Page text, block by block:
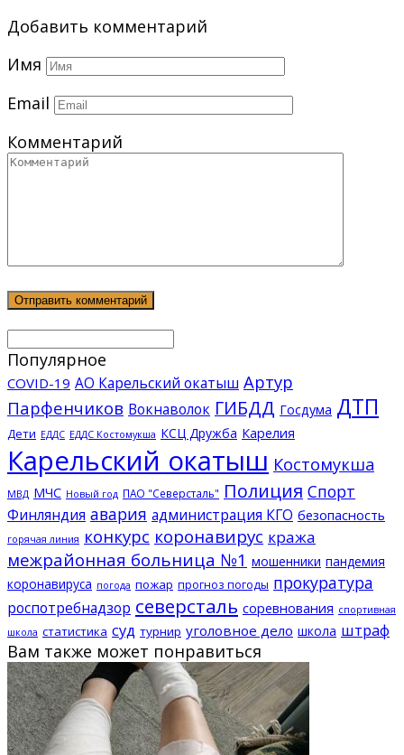
Добавить комментарий
Имя
Email
Комментарий
Популярное
COVID-19 АО Карельский окатыш Артур
Парфенчиков Вокнаволок ГИБДД Госдума ДТП
Дети ЕДДС ЕДДС Костомукша КСЦ Дружба Карелия
Карельский окатыш Костомукша
МВД МЧС Новый год ПАО "Северсталь" Полиция Спорт
Финляндия авария администрация КГО безопасность
горячая линия конкурс коронавирус кража
межрайонная больница №1 мошенники пандемия
коронавируса погода пожар прогноз погоды прокуратура
роспотребнадзор северсталь соревнования спортивная
школа статистика суд турнир уголовное дело школа штраф
Вам также может понравиться